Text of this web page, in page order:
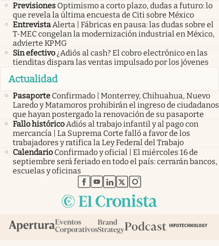
Previsiones Optimismo a corto plazo, dudas a futuro: lo
que revela la última encuesta de Citi sobre México
Entrevista Alerta | Fábricas en pausa: las dudas sobre el
T-MEC congelan la modernización industrial en México,
advierte KPMG
Sin efectivo ¿Adiós al cash? El cobro electrónico en las
tienditas dispara las ventas impulsado por los jóvenes
Actualidad
Pasaporte Confirmado | Monterrey, Chihuahua, Nuevo
Laredo y Matamoros prohibirán el ingreso de ciudadanos
que hayan postergado la renovación de su pasaporte
Fallo históricoAdiós al trabajo infantil y al pago con
mercancía | La Suprema Corte falló a favor de los
trabajadores y ratifica la Ley Federal del Trabajo
Calendario Confirmado y oficial | El miércoles 16 de
septiembre será feriado en todo el país: cerrarán bancos,
escuelas y oficinas
abre en nueva pestaña
abre en nueva pestaña
abre en nueva pestaña
abre en nueva pestaña
abre en nueva pestaña